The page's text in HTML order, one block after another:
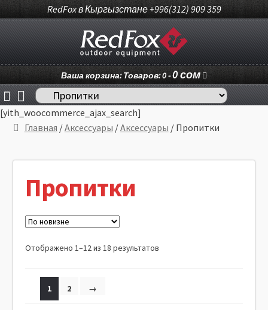
RedFox в Кыргызстане +996(312) 909 359
Ваша корзина: Товаров: 0 -0сом
[yith_woocommerce_ajax_search]
Главная /Аксессуары /Аксессуары / Пропитки
Пропитки
Отображено 1–12 из 18 результатов
1 2 →